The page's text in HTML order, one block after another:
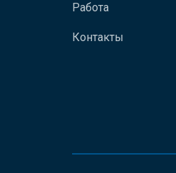
Работа
Контакты